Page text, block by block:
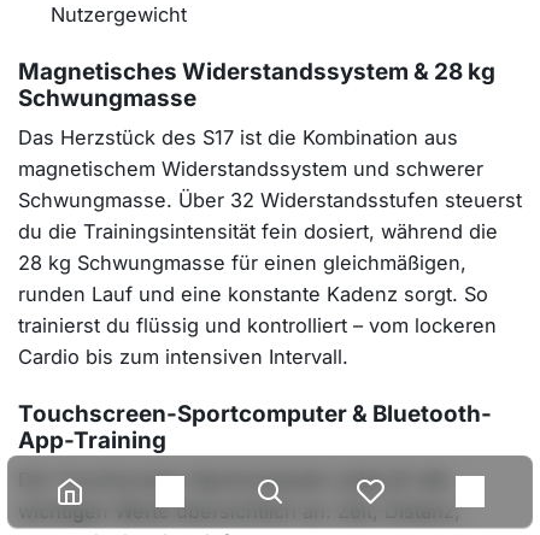
Nutzergewicht
Magnetisches Widerstandssystem & 28 kg
Schwungmasse
Das Herzstück des S17 ist die Kombination aus
magnetischem Widerstandssystem und schwerer
Schwungmasse. Über 32 Widerstandsstufen steuerst
du die Trainingsintensität fein dosiert, während die
28 kg Schwungmasse für einen gleichmäßigen,
runden Lauf und eine konstante Kadenz sorgt. So
trainierst du flüssig und kontrolliert – vom lockeren
Cardio bis zum intensiven Intervall.
Touchscreen-Sportcomputer & Bluetooth-
App-Training
Der Touchscreen-Sportcomputer zeigt dir alle
wichtigen Werte übersichtlich an: Zeit, Distanz,